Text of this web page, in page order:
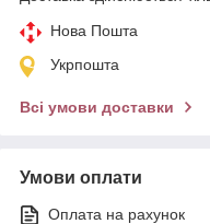
Нова Пошта
Укрпошта
Всі умови доставки
Умови оплати
Оплата на рахунок